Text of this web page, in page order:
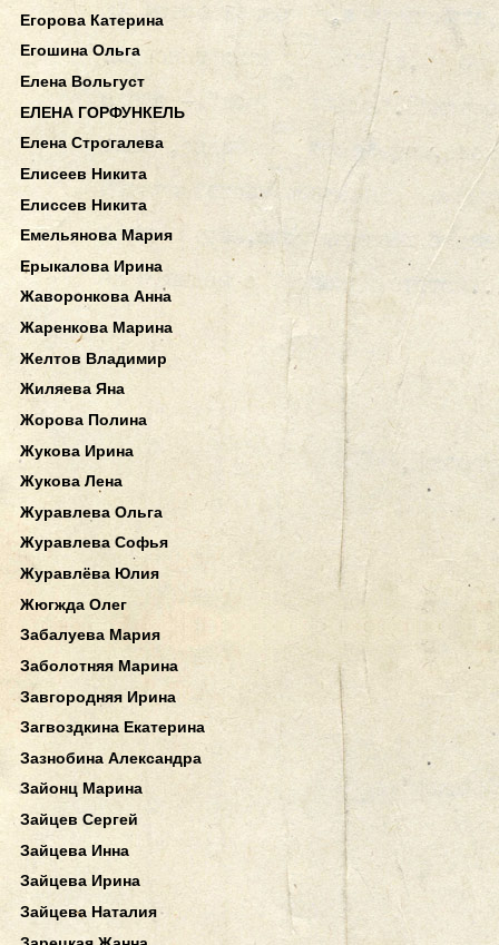
Егорова Катерина
Егошина Ольга
Елена Вольгуст
ЕЛЕНА ГОРФУНКЕЛЬ
Елена Строгалева
Елисеев Никита
Елиссев Никита
Емельянова Мария
Ерыкалова Ирина
Жаворонкова Анна
Жаренкова Марина
Желтов Владимир
Жиляева Яна
Жорова Полина
Жукова Ирина
Жукова Лена
Журавлева Ольга
Журавлева Софья
Журавлёва Юлия
Жюгжда Олег
Забалуева Мария
Заболотняя Марина
Завгородняя Ирина
Загвоздкина Екатерина
Зазнобина Александра
Зайонц Марина
Зайцев Сергей
Зайцева Инна
Зайцева Ирина
Зайцева Наталия